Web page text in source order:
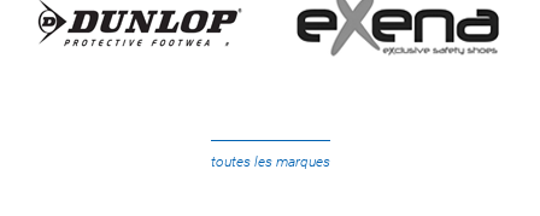
toutes les marques